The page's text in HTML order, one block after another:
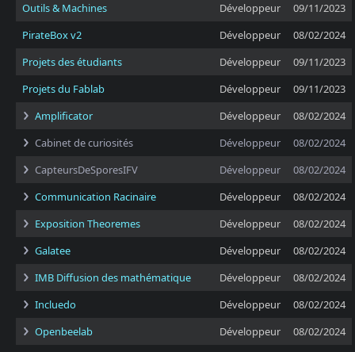
Outils & Machines
Développeur
09/11/2023
PirateBox v2
Développeur
08/02/2024
Projets des étudiants
Développeur
09/11/2023
Projets du Fablab
Développeur
09/11/2023
Amplificator
Développeur
08/02/2024
Cabinet de curiosités
Développeur
08/02/2024
CapteursDeSporesIFV
Développeur
08/02/2024
Communication Racinaire
Développeur
08/02/2024
Exposition Theoremes
Développeur
08/02/2024
Galatee
Développeur
08/02/2024
IMB Diffusion des mathématique
Développeur
08/02/2024
Incluedo
Développeur
08/02/2024
Openbeelab
Développeur
08/02/2024